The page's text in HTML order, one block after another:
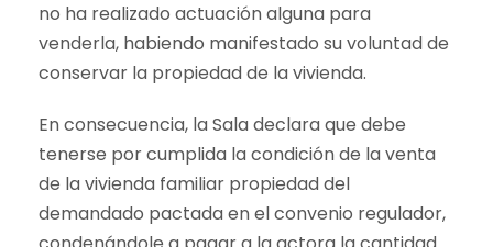
no ha realizado actuación alguna para
venderla, habiendo manifestado su voluntad de
conservar la propiedad de la vivienda.
En consecuencia, la Sala declara que debe
tenerse por cumplida la condición de la venta
de la vivienda familiar propiedad del
demandado pactada en el convenio regulador,